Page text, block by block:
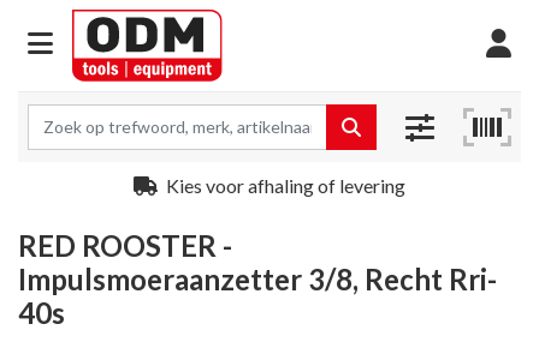
Kies voor afhaling of levering
RED ROOSTER -
Impulsmoeraanzetter 3/8, Recht Rri-
40s